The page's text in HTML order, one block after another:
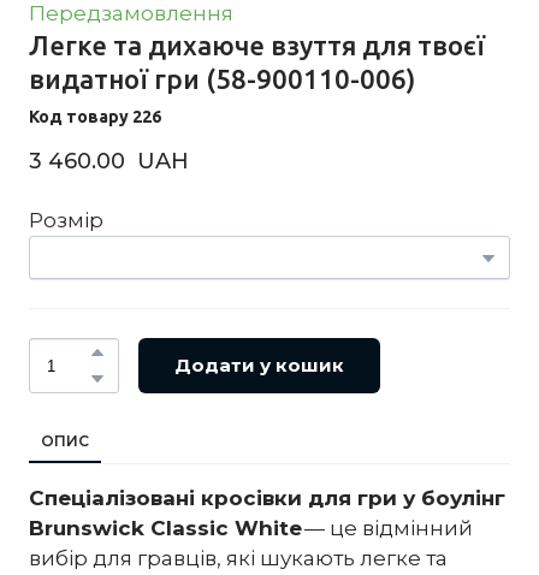
Передзамовлення
Легке та дихаюче взуття для твоєї
видатної гри (58-900110-006)
Код товару 226
3 460.00  UAH
Розмір
Додати у кошик
ОПИС
Спеціалізовані кросівки для гри у боулінг
Brunswick Classic White— це відмінний
вибір для гравців, які шукають легке та